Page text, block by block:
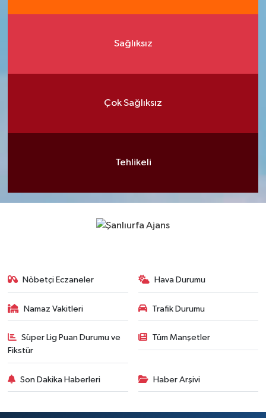
Sağlıksız
Çok Sağlıksız
Tehlikeli
Nöbetçi Eczaneler Hava Durumu
Namaz Vakitleri Trafik Durumu
Süper Lig Puan Durumu ve
Fikstür
Tüm Manşetler
Son Dakika Haberleri Haber Arşivi